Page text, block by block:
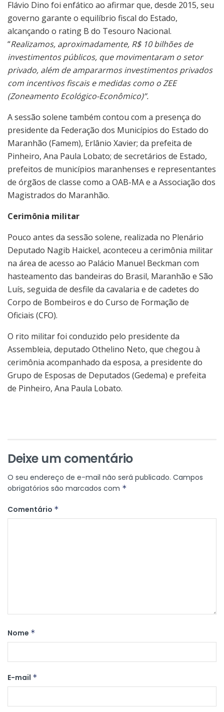
Flávio Dino foi enfático ao afirmar que, desde 2015, seu
governo garante o equilíbrio fiscal do Estado,
alcançando o rating B do Tesouro Nacional.
“Realizamos, aproximadamente, R$ 10 bilhões de
investimentos públicos, que movimentaram o setor
privado, além de ampararmos investimentos privados
com incentivos fiscais e medidas como o ZEE
(Zoneamento Ecológico-Econômico)”.
A sessão solene também contou com a presença do
presidente da Federação dos Municípios do Estado do
Maranhão (Famem), Erlânio Xavier; da prefeita de
Pinheiro, Ana Paula Lobato; de secretários de Estado,
prefeitos de municípios maranhenses e representantes
de órgãos de classe como a OAB-MA e a Associação dos
Magistrados do Maranhão.
Cerimônia militar
Pouco antes da sessão solene, realizada no Plenário
Deputado Nagib Haickel, aconteceu a cerimônia militar
na área de acesso ao Palácio Manuel Beckman com
hasteamento das bandeiras do Brasil, Maranhão e São
Luís, seguida de desfile da cavalaria e de cadetes do
Corpo de Bombeiros e do Curso de Formação de
Oficiais (CFO).
O rito militar foi conduzido pelo presidente da
Assembleia, deputado Othelino Neto, que chegou à
cerimônia acompanhado da esposa, a presidente do
Grupo de Esposas de Deputados (Gedema) e prefeita
de Pinheiro, Ana Paula Lobato.
Deixe um comentário
O seu endereço de e-mail não será publicado. Campos
obrigatórios são marcados com *
Comentário *
Nome *
E-mail *